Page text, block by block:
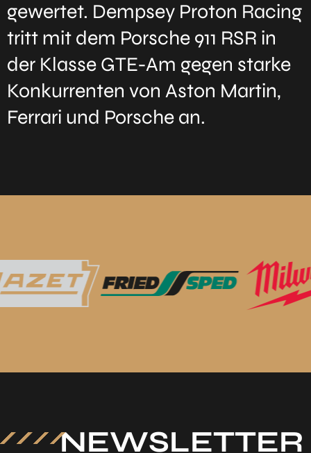
gewertet. Dempsey Proton Racing
tritt mit dem Porsche 911 RSR in
der Klasse GTE-Am gegen starke
Konkurrenten von Aston Martin,
Ferrari und Porsche an.
NEWSLETTER